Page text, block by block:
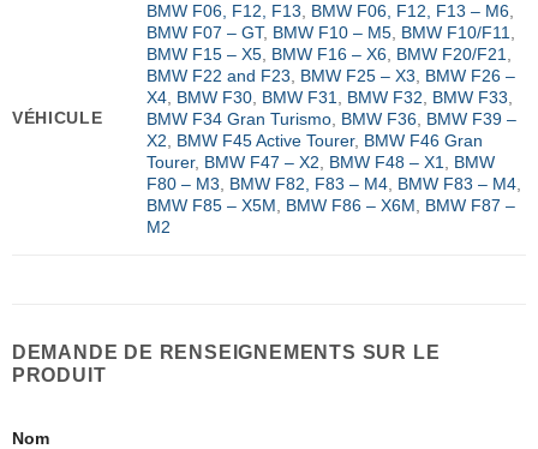
VÉHICULE
BMW F06, F12, F13 BMW F06, F12, F13 – M6,
BMW F07 – GT, BMW F10 – M5, BMW F10/F11
BMW F15 – X5, BMW F16 – X6, BMW F20/F21
BMW F22 and F23
BMW F25 – X3
BMW F26 –
X4, BMW F30, BMW F31 BMW F32 BMW F33
BMW F34 Gran Turismo, BMW F36, BMW F39 –
X2
BMW F45 Active Tourer, BMW F46 Gran
Tourer, BMW F47 – X2 BMW F48 – X1
BMW
F80 – M3
BMW F82, F83 – M4, BMW F83 – M4,
BMW F85 – X5M
BMW F86 – X6M
BMW F87 –
M2
DEMANDE DE RENSEIGNEMENTS SUR LE
PRODUIT
Nom